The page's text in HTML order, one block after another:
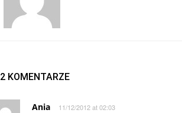
2 KOMENTARZE
Ania 11/12/2012 at 02:03